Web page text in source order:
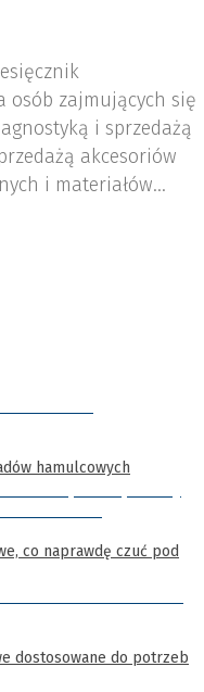
osób zajmujących się
i sprzedażą
akcesoriów
i materiałów
hamulcowych
co naprawdę czuć pod
dostosowane do potrzeb